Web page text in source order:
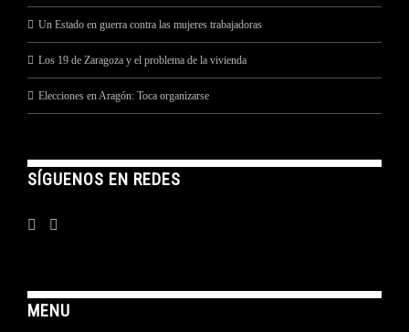
Un Estado en guerra contra las mujeres trabajadoras
Los 19 de Zaragoza y el problema de la vivienda
Elecciones en Aragón: Toca organizarse
SÍGUENOS EN REDES
MENU